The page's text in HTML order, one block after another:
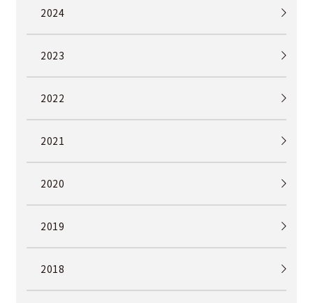
2024
2023
2022
2021
2020
2019
2018